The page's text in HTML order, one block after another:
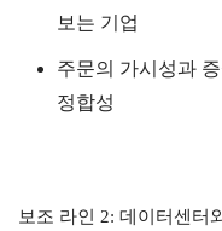
보는 기업
주문의 가시성과
정합성
보조 라인 2: 데이터센터